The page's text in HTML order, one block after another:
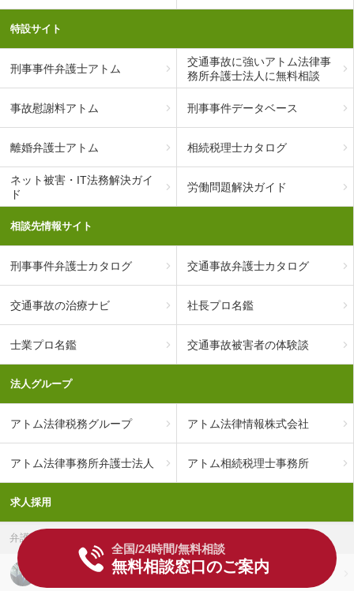
全国/24時間/無料相談
無料相談窓口のご案内
特設サイト
刑事事件弁護士アトム
交通事故に強いアトム法律事
務所弁護士法人に無料相談
事故慰謝料アトム 刑事事件データベース
離婚弁護士アトム 相続税理士カタログ
ネット被害・IT法務解決ガイ
ド
労働問題解決ガイド
相談先情報サイト
刑事事件弁護士カタログ 交通事故弁護士カタログ
交通事故の治療ナビ 社長プロ名鑑
士業プロ名鑑 交通事故被害者の体験談
法人グループ
アトム法律税務グループ アトム法律情報株式会社
アトム法律事務所弁護士法人 アトム相続税理士事務所
求人採用
弁護士
弁護士の求人採用